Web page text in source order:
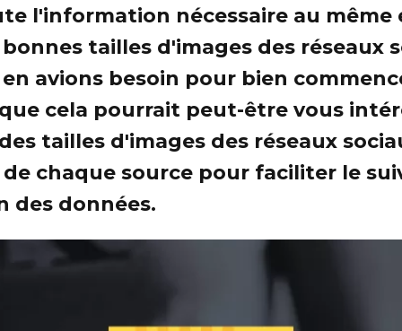
l'information nécessaire au
tailles d'images des réseaux
avions besoin pour bien
cela pourrait peut-être vous
tailles d'images des réseaux
de chaque source pour faciliter le
des données.